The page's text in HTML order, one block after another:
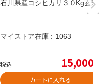
石川県産コシヒカリ３０Kg玄米
マイストア在庫： 1063
税込 15,000
カートに入れる